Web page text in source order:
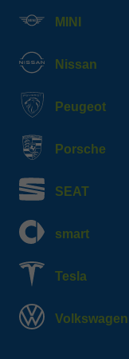
MINI
Nissan
Peugeot
Porsche
SEAT
smart
Tesla
Volkswagen